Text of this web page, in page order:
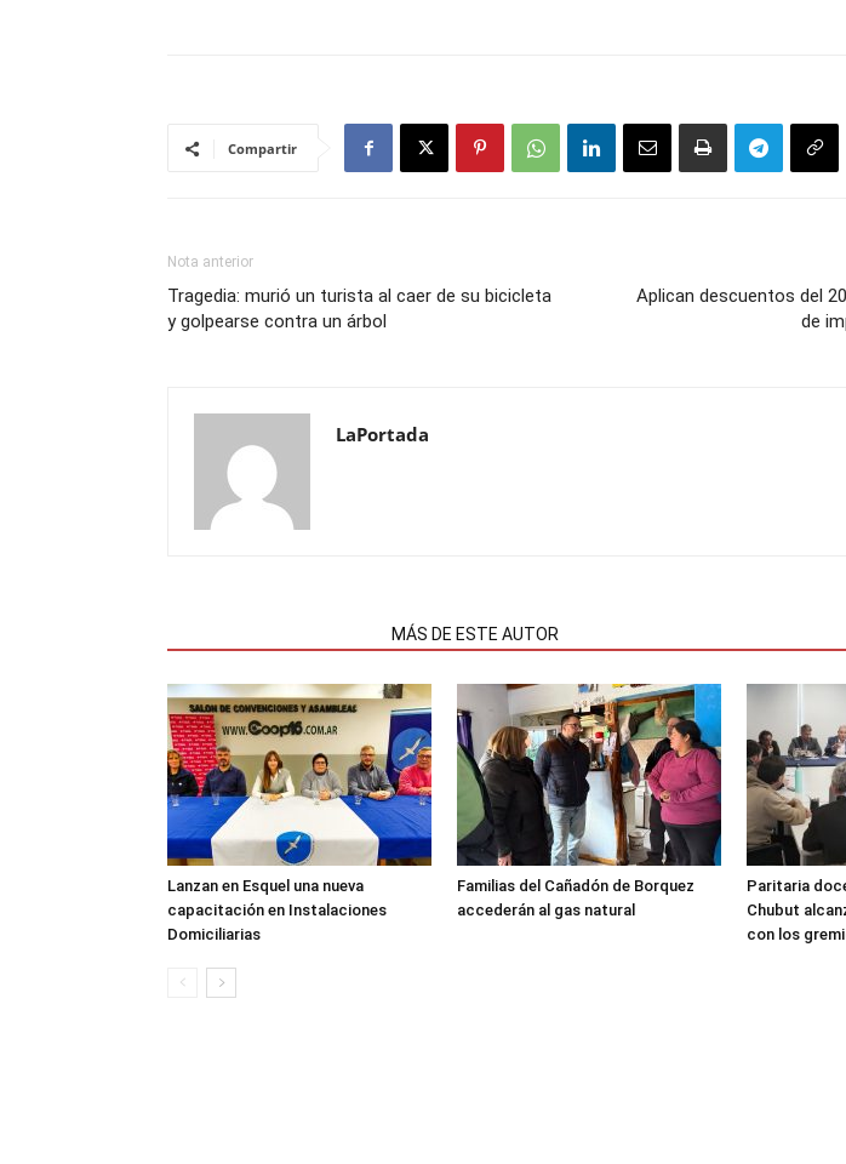
Compartir
Nota anterior
Tragedia: murió un turista al caer de su bicicleta
y golpearse contra un árbol
Aplican descuentos del
de
LaPortada
MÁS DE ESTE AUTOR
Lanzan en Esquel una nueva
capacitación en Instalaciones
Domiciliarias
Familias del Cañadón de Borquez
accederán al gas natural
Paritaria
Chubut
con los